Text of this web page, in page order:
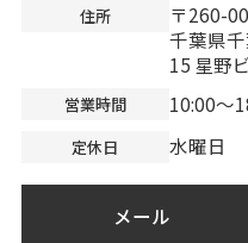
住所
〒260-
千葉県
15 星野
営業時間 10:00～
定休日 水曜日
メール